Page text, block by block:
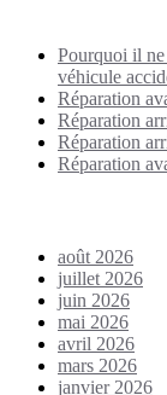
Pourquoi il ne
véhicule
Réparation
Réparation
Réparation
Réparation
août 2026
juillet 2026
juin 2026
mai 2026
avril 2026
mars 2026
janvier 2026